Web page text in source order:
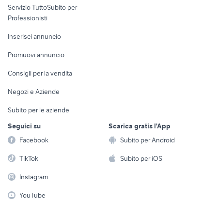
Informatica
Console e
Fotografia
Telefonia
Biciclette
Servizio TuttoSubito per
Professionisti
Inserisci annuncio
Promuovi annuncio
Consigli per la vendita
Negozi e Aziende
Subito per le aziende
Seguici su
Facebook
TikTok
Instagram
YouTube
Scarica gratis l'App
Subito per Android
Subito per iOS